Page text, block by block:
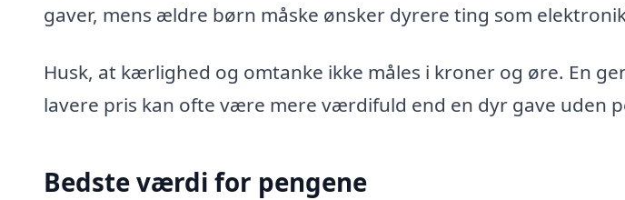
gaver, mens ældre børn måske ønsker dyrere ting som
Husk, at kærlighed og omtanke ikke måles i kroner og øre. En
lavere pris kan ofte være mere værdifuld end en dyr gave uden
Bedste værdi for pengene